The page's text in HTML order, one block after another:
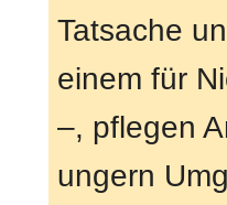
Tatsache
einem für
–, pflegen
ungern